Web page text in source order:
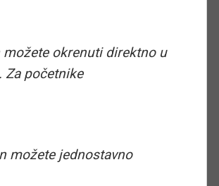
okrenuti direktno u
Za početnike
možete jednostavno